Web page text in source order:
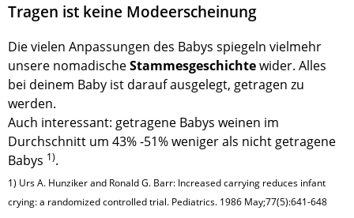
Tragen ist keine Modeerscheinung
Die vielen Anpassungen des Babys spiegeln vielmehr
unsere nomadischeStammesgeschichtewider. Alles
bei deinem Baby ist darauf ausgelegt, getragen zu
werden.
Auch interessant: getragene Babys weinen im
Durchschnitt um 43% -51% weniger als nicht getragene
Babys 1).
1) Urs A. Hunziker and Ronald G. Barr: Increased carrying reduces infant
crying: a randomized controlled trial. Pediatrics. 1986 May;77(5):641-648